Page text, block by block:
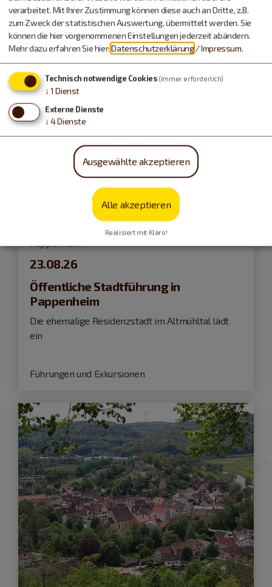
Führungen und Exkursionen
23.08.26
Öffentliche Stadtführung in
Pappenheim
Die ehemalige Residenzstadt im Altmühltal lädt
ein
Führungen und Exkursionen
verarbeitet. Mit Ihrer Zustimmung können diese auch an Dritte, z.B.
zum Zweck der statistischen Auswertung, übermittelt werden. Sie
können die hier vorgenommenen Einstellungen jederzeit abändern.
Mehr dazu erfahren Sie hier:Datenschutzerklärung /Impressum.
Technisch notwendige Cookies (immer erforderlich)
↓ 1 Dienst
Externe Dienste
↓ 4Dienste
Ausgewählte akzeptieren
Alle akzeptieren
Realisiert mit Klaro!